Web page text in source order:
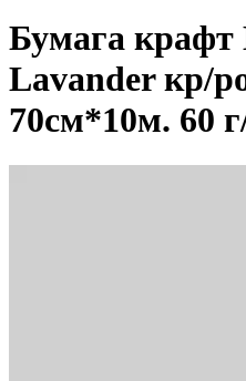
Бумага крафт
Lavander кр/
70см*10м. 60